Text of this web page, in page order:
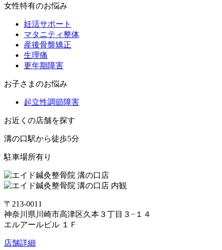
女性特有のお悩み
妊活サポート
マタニティ整体
産後骨盤矯正
生理痛
更年期障害
お子さまのお悩み
起立性調節障害
お近くの店舗を探す
溝の口駅から徒歩5分
駐車場所有り
〒213-0011
神奈川県川崎市高津区久本３丁目３−１４
エルアールビル １Ｆ
店舗詳細